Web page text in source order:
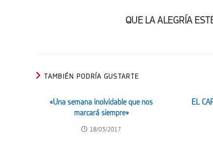
QUE LA ALEGRÍA
TAMBIÉN PODRÍA GUSTARTE
«Una semana inolvidable que nos
marcará siempre»
18/03/2017
EL